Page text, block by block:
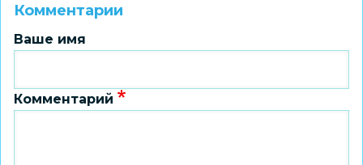
Комментарии
Ваше имя
Комментарий